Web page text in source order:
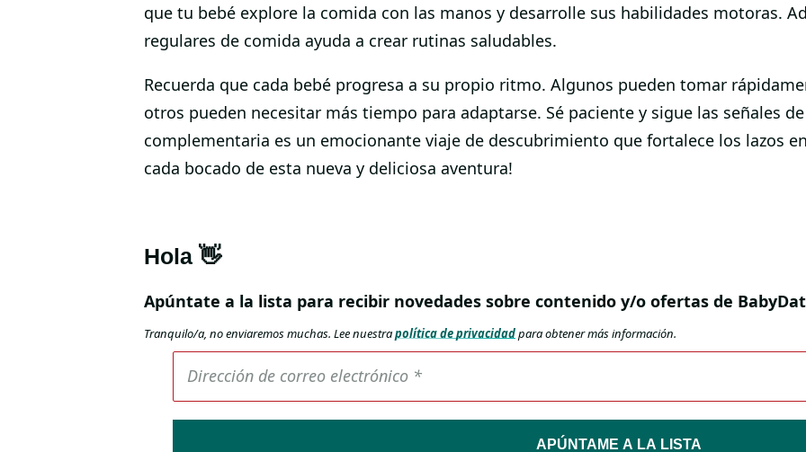
que tu bebé explore la comida con las manos y desarrolle sus habilidades motoras.
regulares de comida ayuda a crear rutinas saludables.
Recuerda que cada bebé progresa a su propio ritmo. Algunos pueden tomar
otros pueden necesitar más tiempo para adaptarse. Sé paciente y sigue las señales
complementaria es un emocionante viaje de descubrimiento que fortalece los lazos
cada bocado de esta nueva y deliciosa aventura!
Hola 👋
Apúntate a la lista para recibir novedades sobre contenido y/o ofertas de
Tranquilo/a, no enviaremos muchas. Lee nuestrapolítica de privacidadpara obtener más información.